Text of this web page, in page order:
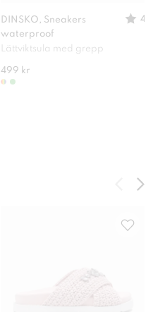
DINSKO, Sneakers
waterproof
4
Lättviktsula med grepp
499 kr